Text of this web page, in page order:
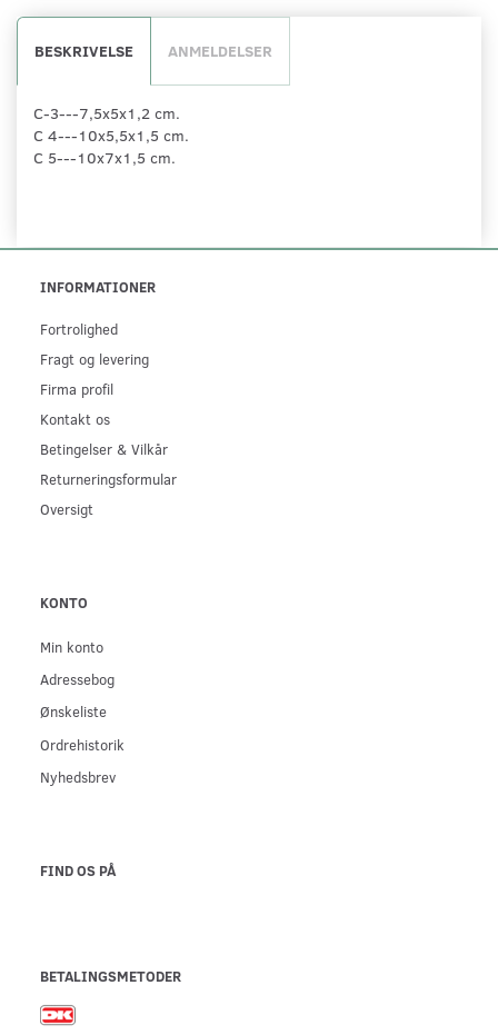
BESKRIVELSE ANMELDELSER
C-3---7,5x5x1,2 cm.
C 4---10x5,5x1,5 cm.
C 5---10x7x1,5 cm.
INFORMATIONER
Fortrolighed
Fragt og levering
Firma profil
Kontakt os
Betingelser & Vilkår
Returneringsformular
Oversigt
KONTO
Min konto
Adressebog
Ønskeliste
Ordrehistorik
Nyhedsbrev
FIND OS PÅ
BETALINGSMETODER